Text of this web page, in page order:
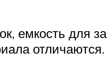
емкость для
отличаются.